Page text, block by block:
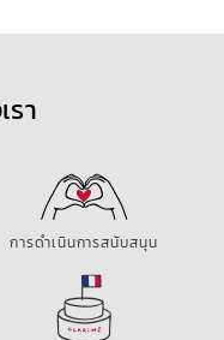
า
การดำเนินการสนับสนุน